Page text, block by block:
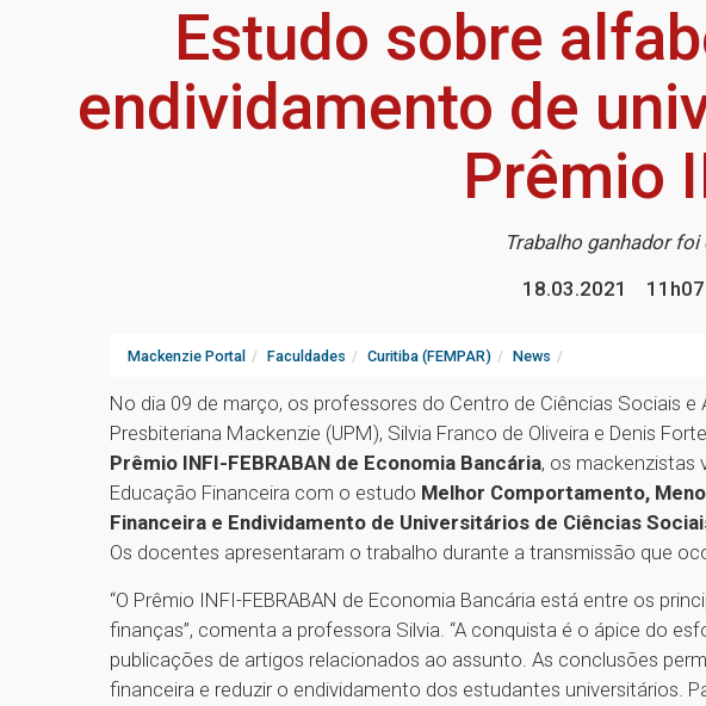
Estudo sobre
endividamento de
Prêmio
Trabalho ganhador
18.03.2021
11h07
Mackenzie Portal Faculdades Curitiba (FEMPAR) News
No dia 09 de março, os professores do Centro de Ciências Sociais e
Presbiteriana Mackenzie (UPM), Silvia Franco de Oliveira e Denis
Prêmio INFI-FEBRABAN de Economia Bancária, os mackenzistas
Educação Financeira com o estudo Melhor Comportamento,
Financeira e Endividamento de Universitários de Ciências
Os docentes apresentaram o trabalho durante a transmissão que
“O Prêmio INFI-FEBRABAN de Economia Bancária está entre os
finanças”, comenta a professora Silvia. “A conquista é o ápice do
publicações de artigos relacionados ao assunto. As conclusões
financeira e reduzir o endividamento dos estudantes universitários.